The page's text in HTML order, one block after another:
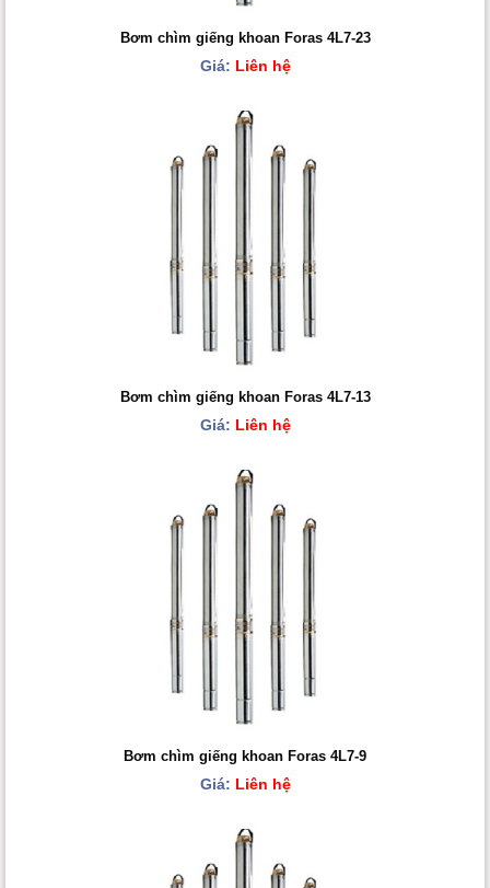
Bơm chìm giếng khoan Foras 4L7-23
Giá: Liên hệ
Bơm chìm giếng khoan Foras 4L7-13
Giá: Liên hệ
Bơm chìm giếng khoan Foras 4L7-9
Giá: Liên hệ